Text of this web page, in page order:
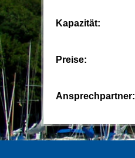
Kapazität:
Preise:
Ansprechpartner: